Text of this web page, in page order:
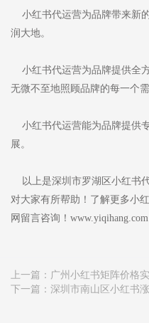
小红书代运营为品牌带来新
润大地。
小红书代运营为品牌提供全
无微不至地照顾品牌的每一个需
小红书代运营能为品牌提供
展。
以上是深圳市罗湖区小红书
对大家有所帮助！了解更多小
网留言咨询！www.yiqihang.com
上一篇： 广州小红书矩阵价格
下一篇： 深圳市南山区小红书